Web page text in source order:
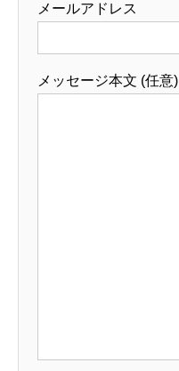
メールアドレス
メッセージ本文 (任意)